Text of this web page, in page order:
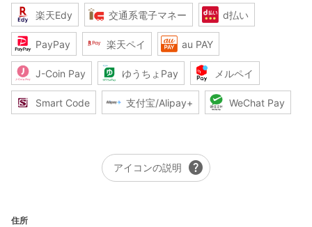
楽天Edy 交通系電子マネー d払い
PayPay 楽天ペイ au PAY
J-Coin Pay ゆうちょPay メルペイ
Smart Code 支付宝/Alipay+ WeChat Pay
アイコンの説明 help
住所